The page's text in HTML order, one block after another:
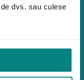
dvs. sau culese
ului